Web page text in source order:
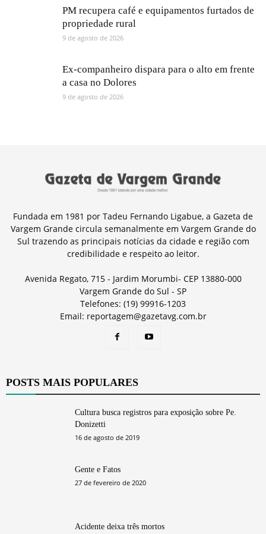
PM recupera café e equipamentos furtados de
propriedade rural
9 de agosto de 2026
Ex-companheiro dispara para o alto em frente
a casa no Dolores
9 de agosto de 2026
Fundada em 1981 por Tadeu Fernando Ligabue, a Gazeta de
Vargem Grande circula semanalmente em Vargem Grande do
Sul trazendo as principais notícias da cidade e região com
credibilidade e respeito ao leitor.
Avenida Regato, 715 - Jardim Morumbi- CEP 13880-000
Vargem Grande do Sul - SP
Telefones: (19) 99916-1203
Email: reportagem@gazetavg.com.br
POSTS MAIS POPULARES
Cultura busca registros para exposição sobre Pe.
Donizetti
16 de agosto de 2019
Gente e Fatos
27 de fevereiro de 2020
Acidente deixa três mortos